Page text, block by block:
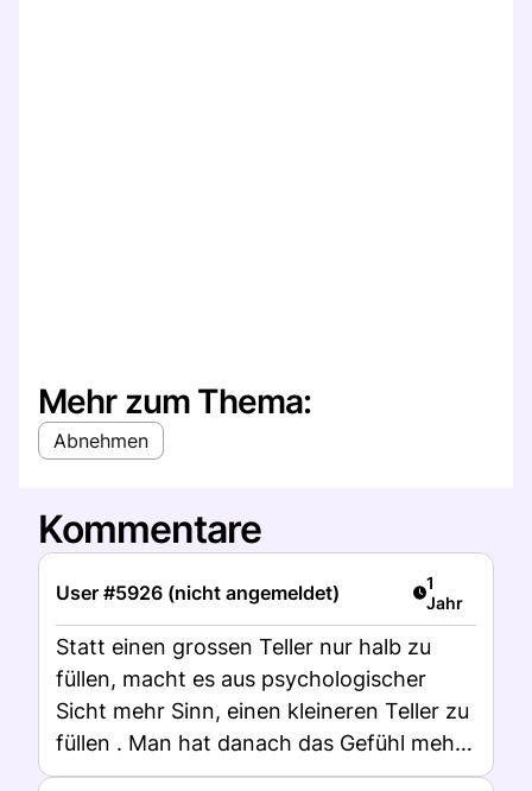
Mehr zum Thema:
Abnehmen
Kommentare
User #5926 (nicht angemeldet) Artikel
1
Jahr
Statt einen grossen Teller nur halb zu
füllen, macht es aus psychologischer
Sicht mehr Sinn, einen kleineren Teller zu
füllen . Man hat danach das Gefühl mehr
gegessen zu haben, obwohl die Portion